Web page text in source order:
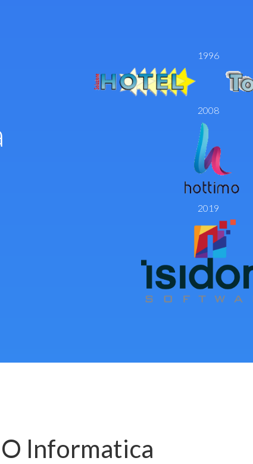
1996
2008
2019
Informatica